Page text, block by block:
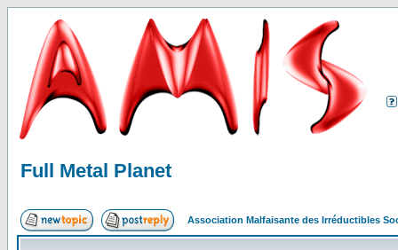
Full Metal Planet
Association Malfaisante des Irréductibles